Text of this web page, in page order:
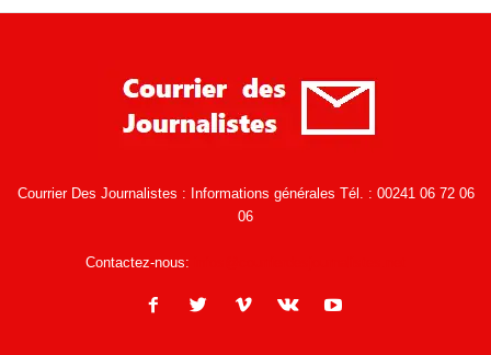
Courrier Des Journalistes : Informations générales Tél. : 00241 06 72 06
06
Contactez-nous: